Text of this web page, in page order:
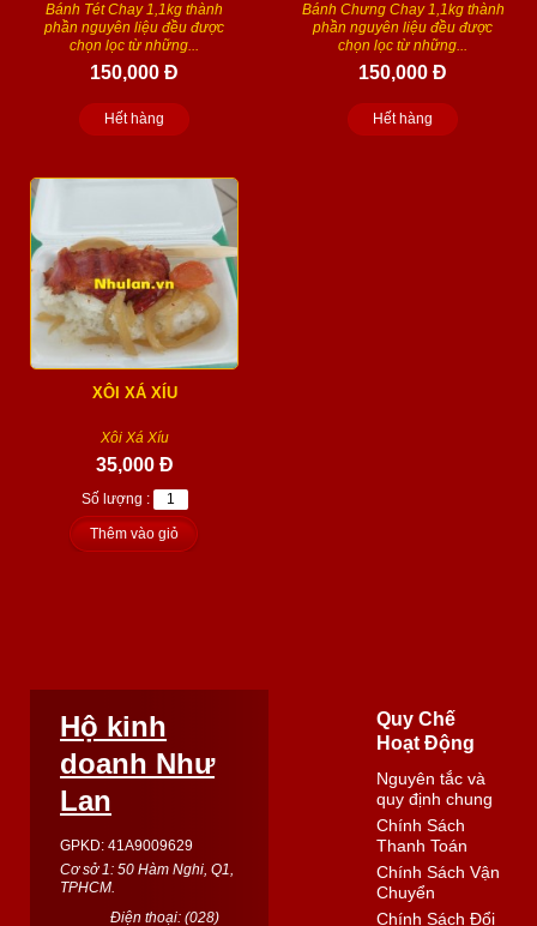
Bánh Tét Chay 1,1kg thành
phần nguyên liệu đều được
chọn lọc từ những...
150,000 Đ
Hết hàng
Bánh Chưng Chay 1,1kg thành
phần nguyên liệu đều được
chọn lọc từ những...
150,000 Đ
Hết hàng
XÔI XÁ XÍU
Xôi Xá Xíu
35,000 Đ
Số lượng :
Thêm vào giỏ
Hộ kinh
doanh Như
Lan
GPKD: 41A9009629
Cơ sở 1: 50 Hàm Nghi, Q1,
TPHCM.
Điện thoại: (028)
Quy Chế
Hoạt Động
Nguyên tắc và
quy định chung
Chính Sách
Thanh Toán
Chính Sách Vận
Chuyển
Chính Sách Đổi